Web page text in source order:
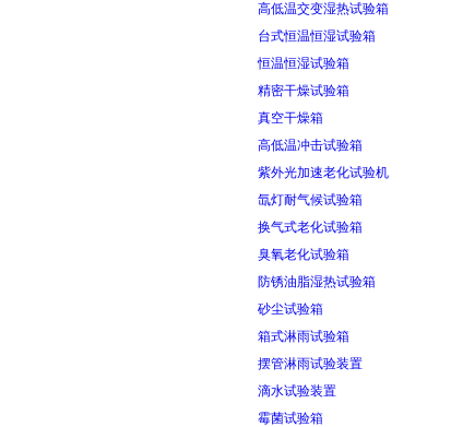
高低温交变湿热试验箱
台式恒温恒湿试验箱
恒温恒湿试验箱
精密干燥试验箱
真空干燥箱
高低温冲击试验箱
紫外光加速老化试验机
氙灯耐气候试验箱
换气式老化试验箱
臭氧老化试验箱
防锈油脂湿热试验箱
砂尘试验箱
箱式淋雨试验箱
摆管淋雨试验装置
滴水试验装置
霉菌试验箱